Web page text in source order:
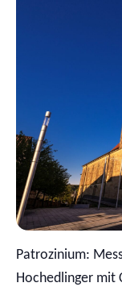
Patrozinium:
Hochedlinger mit